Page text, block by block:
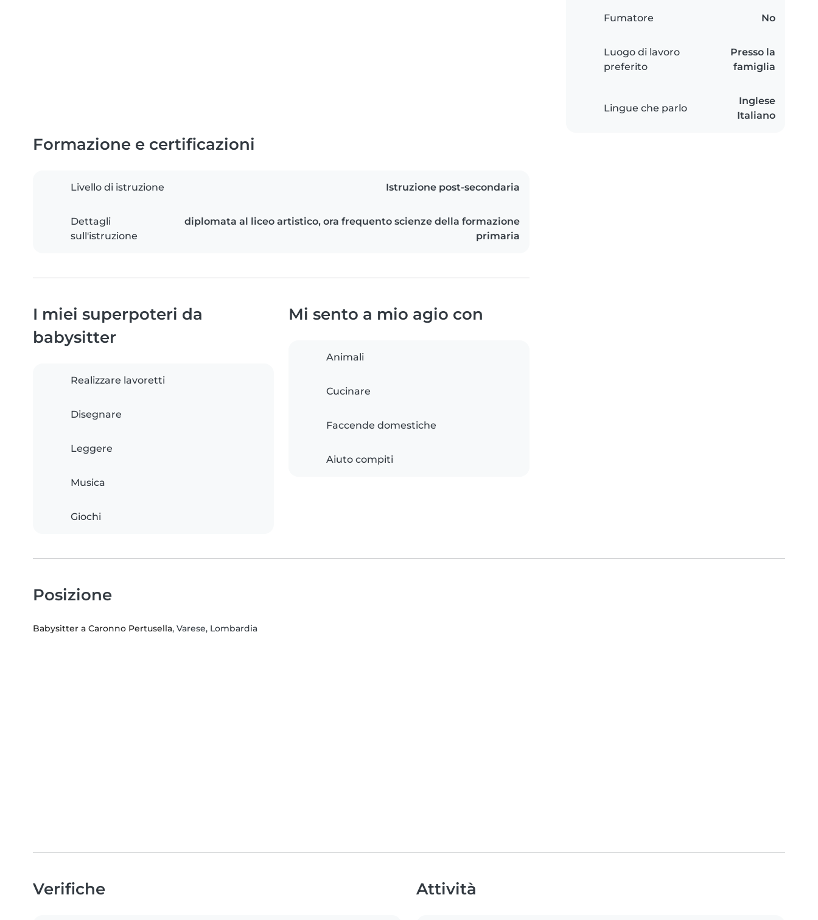
Fumatore No
Luogo di lavoro
preferito
Presso la
famiglia
Lingue che parlo
Inglese
Italiano
Formazione e certificazioni
Livello di istruzione Istruzione post-secondaria
Dettagli
sull'istruzione
diplomata al liceo artistico, ora frequento scienze della formazione
primaria
I miei superpoteri da
babysitter
Realizzare lavoretti
Disegnare
Leggere
Musica
Giochi
Mi sento a mio agio con
Animali
Cucinare
Faccende domestiche
Aiuto compiti
Posizione
Babysitter a Caronno Pertusella, Varese, Lombardia
Verifiche Attività